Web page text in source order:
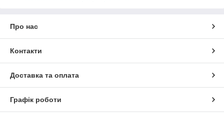
Про нас
Контакти
Доставка та оплата
Графік роботи